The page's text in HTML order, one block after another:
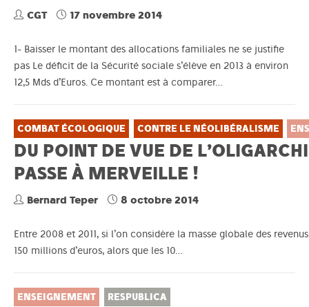
CGT 17 novembre 2014
1- Baisser le montant des allocations familiales ne se justifie
pas Le déficit de la Sécurité sociale s’élève en 2013 à environ
12,5 Mds d’Euros. Ce montant est à comparer…
COMBAT ÉCOLOGIQUE CONTRE LE NÉOLIBÉRALISME
DU POINT DE VUE DE
PASSE À MERVEILLE !
Bernard Teper 8 octobre 2014
Entre 2008 et 2011, si l’on considère la masse globale des
150 millions d’euros, alors que les 10…
ENSEIGNEMENT RESPUBLICA